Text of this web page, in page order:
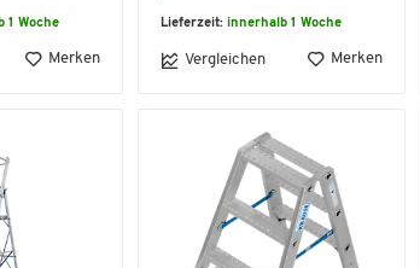
1 Woche
Merken
Lieferzeit: innerhalb 1 Woche
Vergleichen Merken